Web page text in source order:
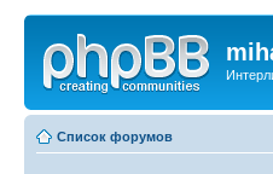
Список форумов